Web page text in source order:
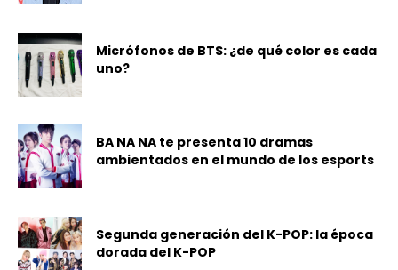
Micrófonos de BTS: ¿de qué color es cada
uno?
BA NA NA te presenta 10 dramas
ambientados en el mundo de los esports
Segunda generación del K-POP: la época
dorada del K-POP